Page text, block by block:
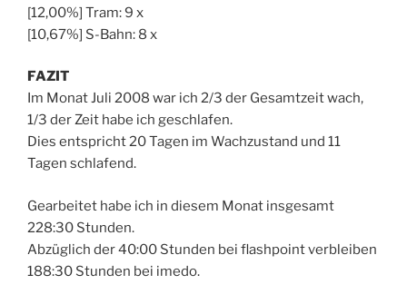
[12,00%] Tram: 9 x
[10,67%] S-Bahn: 8 x
FAZIT
Im Monat Juli 2008 war ich 2/3 der Gesamtzeit wach,
1/3 der Zeit habe ich geschlafen.
Dies entspricht 20 Tagen im Wachzustand und 11
Tagen schlafend.
Gearbeitet habe ich in diesem Monat insgesamt
228:30 Stunden.
Abzüglich der 40:00 Stunden bei flashpoint verbleiben
188:30 Stunden bei imedo.